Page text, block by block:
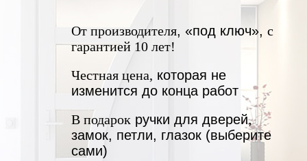
От производителя, «под ключ», с
гарантией 10 лет!
Честная цена, которая не
изменится до конца работ
В подарок ручки для дверей,
замок, петли, глазок (выберите
сами)